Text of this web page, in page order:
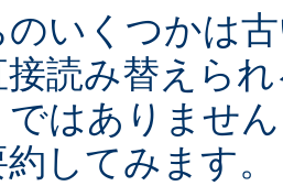
のいくつかは
接読み替えら
はありませ
してみます。